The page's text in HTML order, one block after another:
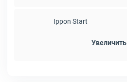
Ippon Start
Увеличить